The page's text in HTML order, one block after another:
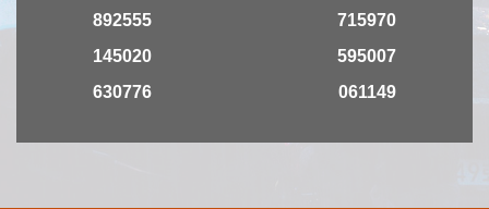
892555
145020
630776
715970
595007
061149